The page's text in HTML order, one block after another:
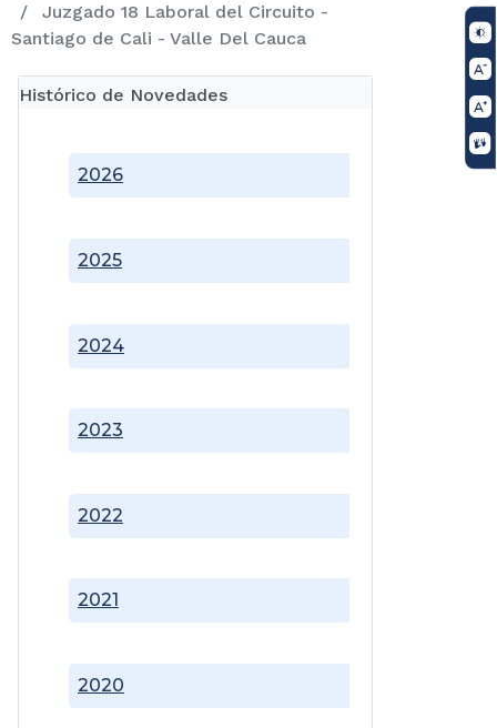
Juzgado 18 Laboral del Circuito -
Santiago de Cali - Valle Del Cauca
Histórico de Novedades
2020
2021
2022
2023
2024
2025
2026